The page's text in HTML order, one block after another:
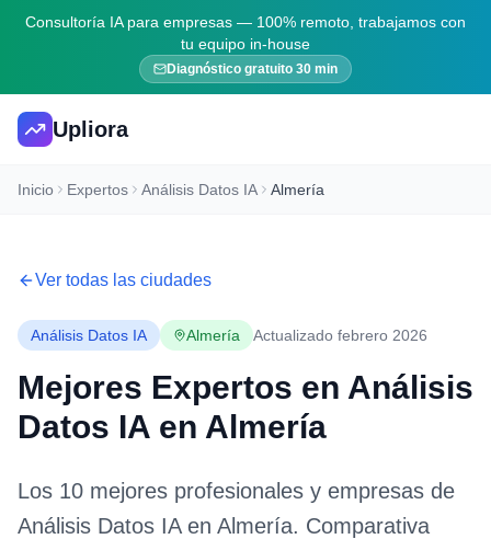
Consultoría IA para empresas — 100% remoto, trabajamos con
tu equipo in-house
Diagnóstico gratuito 30 min
Upliora
Inicio Expertos Análisis Datos IA Almería
Ver todas las ciudades
Análisis Datos IA Almería Actualizado febrero 2026
Mejores Expertos en Análisis
Datos IA en Almería
Los 10 mejores profesionales y empresas de
Análisis Datos IAen Almería. Comparativa